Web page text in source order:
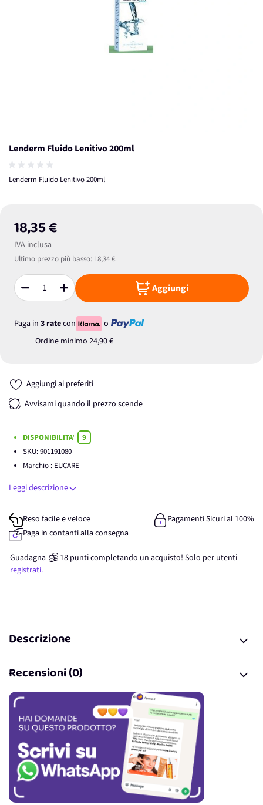
Lenderm Fluido Lenitivo 200ml
Lenderm Fluido Lenitivo 200ml
18,35 €
IVA inclusa
Ultimo prezzo più basso: 18,34 €
Quantità Aggiungi
Paga in 3 ratecon
o
Ordine minimo 24,90 €
Aggiungi ai preferiti
Avvisami quando il prezzo scende
DISPONIBILITA'
9
SKU:901191080
Marchio : EUCARE
Leggi descrizione
Reso facile e veloce
Pagamenti Sicuri al 100%
Paga in contanti alla consegna
Guadagna 18 punticompletando un acquisto! Solo per utenti
registrati.
Descrizione
Recensioni (0)